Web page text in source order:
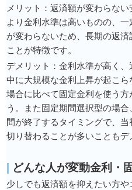
メリット：返済額が変わらな
より金利水準は高いものの、
が変わらないため、長期の返
ことが特徴です。
デメリット：金利水準が高く
中に大規模な金利上昇が起こ
場合に比べて固定金利を使う
う。また固定期間選択型の場
間が終了するタイミングで、
切り替わることが多いこともデ
| どんな人が変動金利・
少しでも返済額を抑えたい方